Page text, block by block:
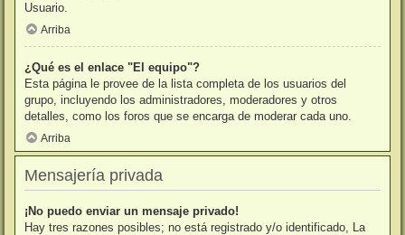
Usuario.
Arriba
¿Qué es el enlace "El equipo"?
Esta página le provee de la lista completa de los usuarios del
grupo, incluyendo los administradores, moderadores y otros
detalles, como los foros que se encarga de moderar cada uno.
Arriba
Mensajería privada
¡No puedo enviar un mensaje privado!
Hay tres razones posibles; no está registrado y/o identificado, La